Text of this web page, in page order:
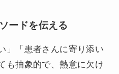
ードを伝える
」「患者さんに寄り添い
も抽象的で、熱意に欠け